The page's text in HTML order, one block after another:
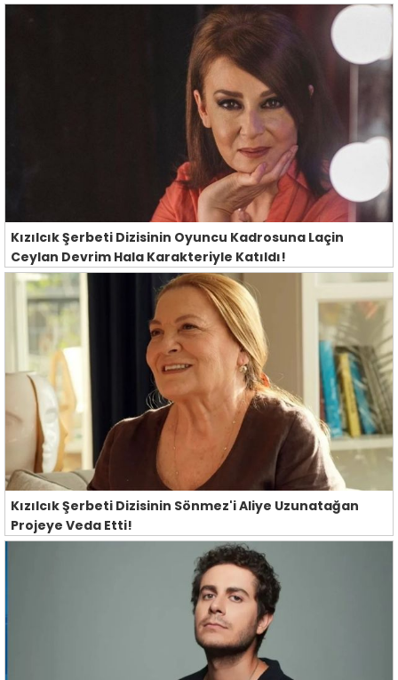
Kızılcık Şerbeti Dizisinin Oyuncu Kadrosuna Laçin
Ceylan Devrim Hala Karakteriyle Katıldı!
Kızılcık Şerbeti Dizisinin Sönmez'i Aliye Uzunatağan
Projeye Veda Etti!